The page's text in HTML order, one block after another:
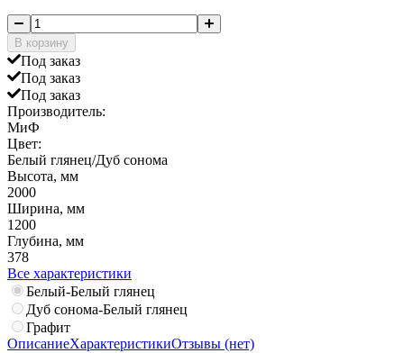
В корзину
Под заказ
Под заказ
Под заказ
Производитель:
МиФ
Цвет:
Белый глянец/Дуб сонома
Высота, мм
2000
Ширина, мм
1200
Глубина, мм
378
Все характеристики
Белый-Белый глянец
Дуб сонома-Белый глянец
Графит
ОписаниеХарактеристикиОтзывы (нет)